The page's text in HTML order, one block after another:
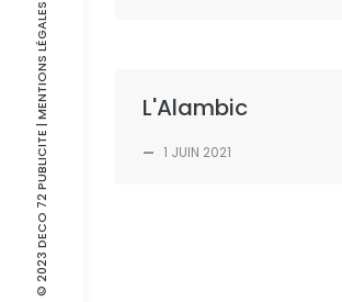
© 2023 DECO 72 PUBLICITE
| MENTIONS LÉGALES L'Alambic
— 1 JUIN 2021